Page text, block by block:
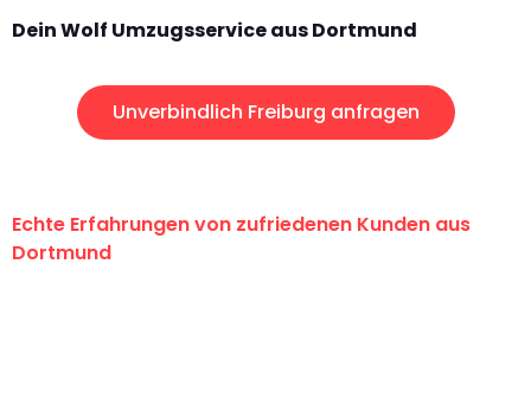
Dein Wolf Umzugsservice aus Dortmund
Unverbindlich Freiburg anfragen
Echte Erfahrungen von zufriedenen Kunden aus
Dortmund